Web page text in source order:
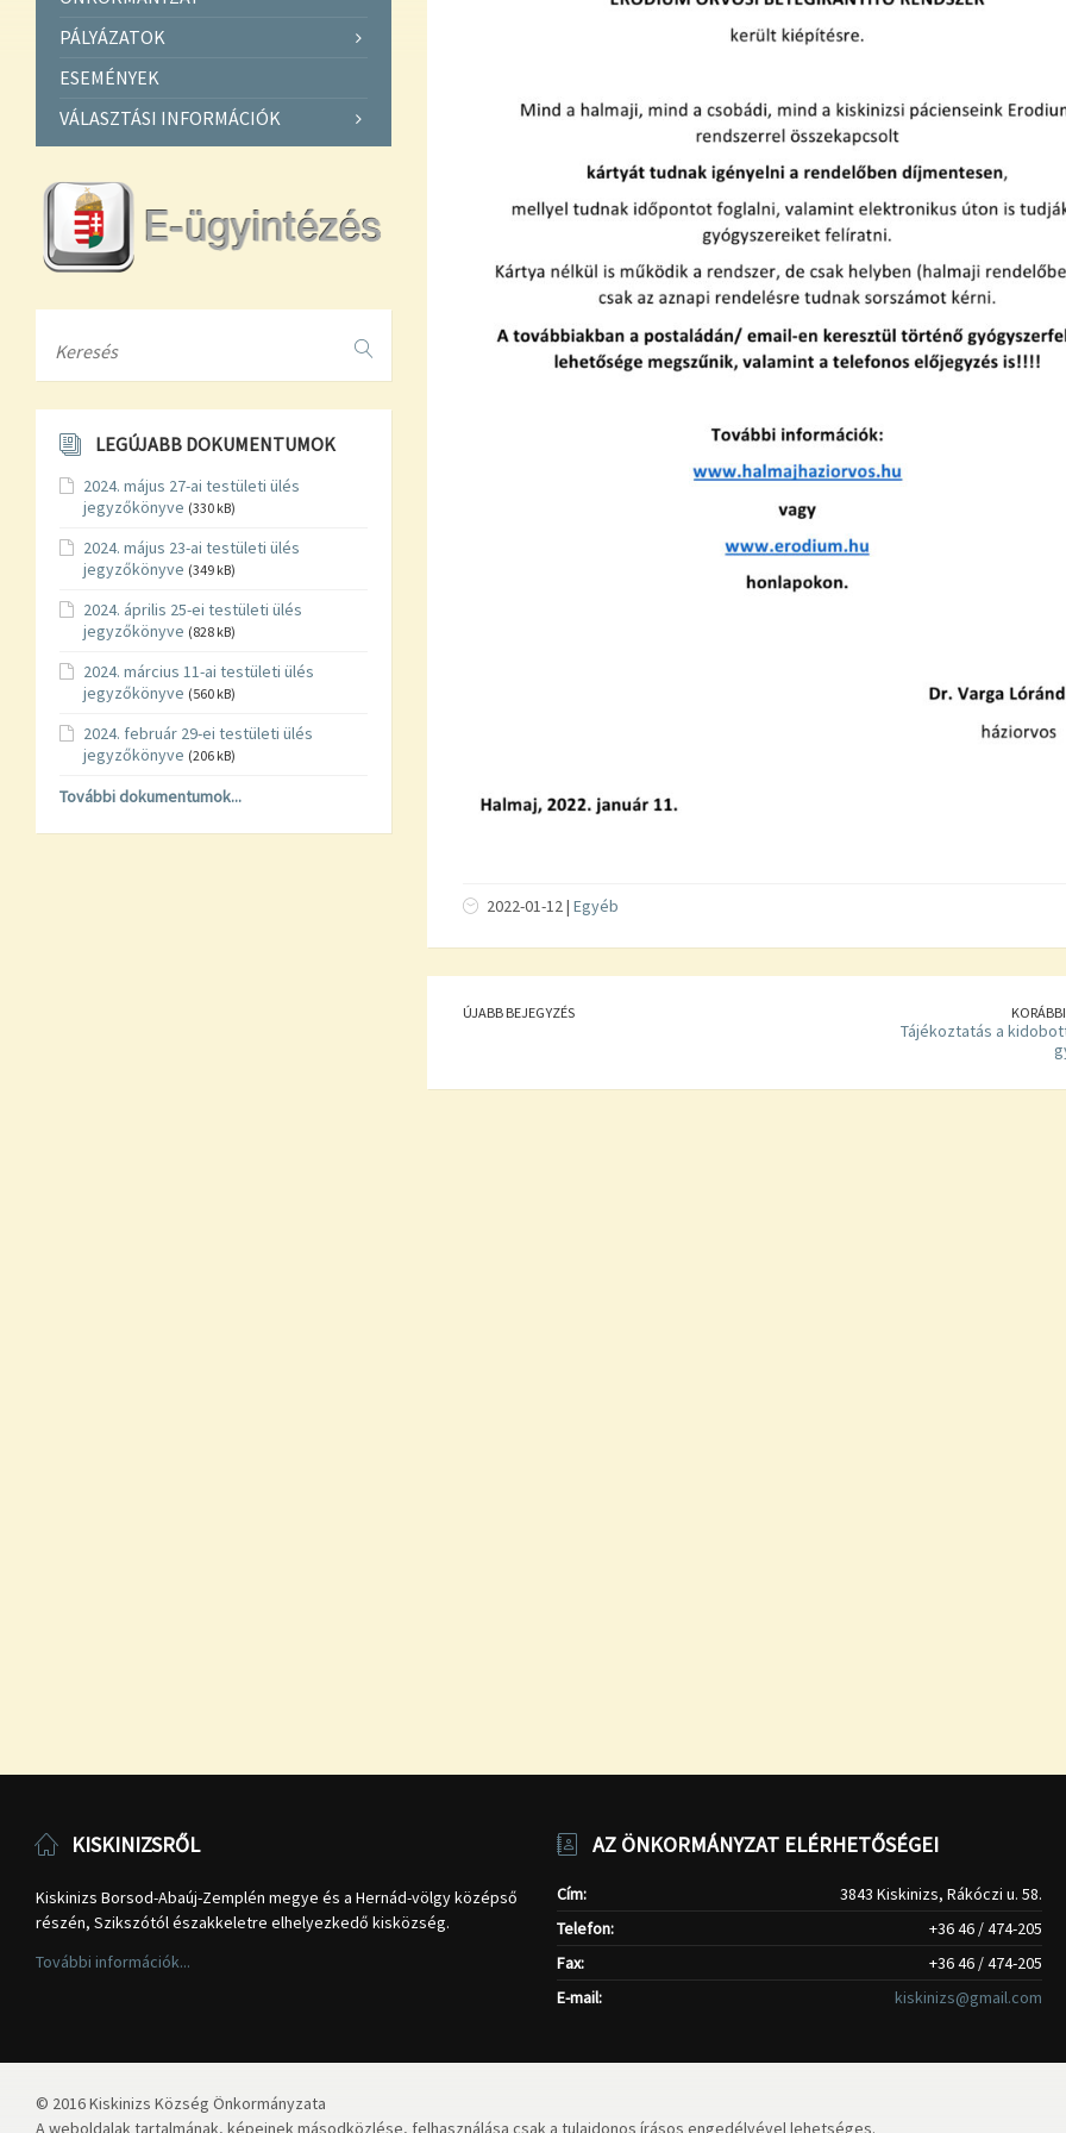
2022-01-12 | Egyéb
ÚJABB BEJEGYZÉS
Tájékoztatás a
PÁLYÁZATOK
ESEMÉNYEK
VÁLASZTÁSI INFORMÁCIÓK
LEGÚJABB DOKUMENTUMOK
2024. május 27-ai testületi ülés
jegyzőkönyve (330 kB)
2024. május 23-ai testületi ülés
jegyzőkönyve (349 kB)
2024. április 25-ei testületi ülés
jegyzőkönyve (828 kB)
2024. március 11-ai testületi ülés
jegyzőkönyve (560 kB)
2024. február 29-ei testületi ülés
jegyzőkönyve (206 kB)
További dokumentumok...
KISKINIZSRŐL
Kiskinizs Borsod-Abaúj-Zemplén megye és a Hernád-völgy középső
részén, Szikszótól északkeletre elhelyezkedő kisközség.
További információk...
AZ ÖNKORMÁNYZAT ELÉRHETŐSÉGEI
Cím:
3843 Kiskinizs, Rákóczi u. 58.
Telefon:
+36 46 / 474-205
Fax:
+36 46 / 474-205
E-mail:
kiskinizs@gmail.com
© 2016 Kiskinizs Község Önkormányzata
A weboldalak tartalmának, képeinek másodközlése, felhasználása csak a tulajdonos írásos engedélyével lehetséges.